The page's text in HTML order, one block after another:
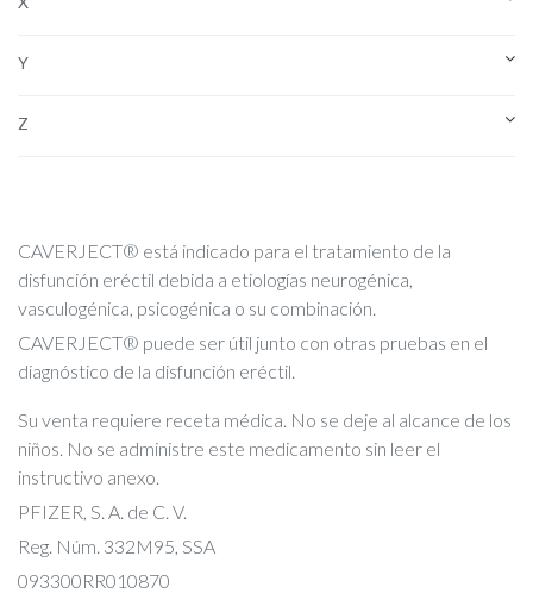
Y
Z
CAVERJECT® está indicado para el tratamiento de la
disfunción eréctil debida a etiologías neurogénica,
vasculogénica, psicogénica o su combinación.
CAVERJECT® puede ser útil junto con otras pruebas en el
diagnóstico de la disfunción eréctil.
Su venta requiere receta médica. No se deje al alcance de los
niños. No se administre este medicamento sin leer el
instructivo anexo.
PFIZER, S. A. de C. V.
Reg. Núm. 332M95, SSA
093300RR010870